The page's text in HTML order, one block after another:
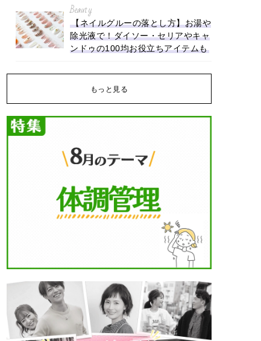
Beauty
【ネイルグルーの落とし方】お湯や
除光液で！ダイソー・セリアやキャ
ンドゥの100均お役立ちアイテムも
もっと見る